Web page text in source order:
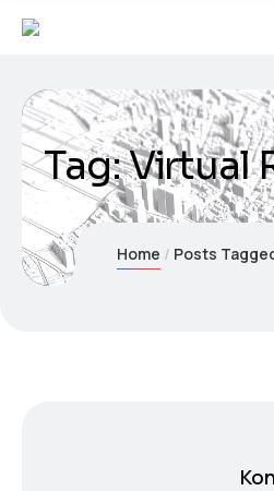
Tag:Virtual
Home Posts